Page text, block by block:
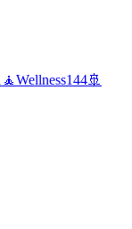
🧘Wellness144🚢